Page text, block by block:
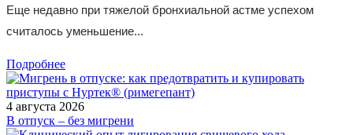
Еще недавно при тяжелой бронхиальной астме успехом
считалось уменьшение...
Подробнее
4 августа 2026
В отпуск – без мигрени